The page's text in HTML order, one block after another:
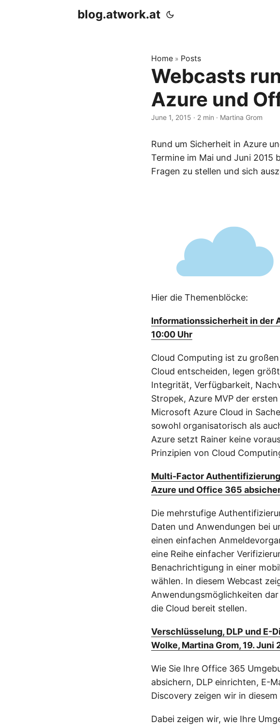
blog.atwork.at
Home » Posts
Webcasts
Azure und
June 1, 2015 · 2 min · Martina Grom
Rund um Sicherheit in Azure
Termine im Mai und Juni 2015
Fragen zu stellen und sich
Hier die Themenblöcke:
Informationssicherheit in der
10:00 Uhr
Cloud Computing ist zu
Cloud entscheiden, legen
Integrität, Verfügbarkeit,
Stropek, Azure MVP der
Microsoft Azure Cloud in
sowohl organisatorisch als
Azure setzt Rainer keine
Prinzipien von Cloud
Multi-Factor
Azure und Office 365
Die mehrstufige
Daten und Anwendungen bei
einen einfachen
eine Reihe einfacher
Benachrichtigung in einer
wählen. In diesem Webcast
Anwendungsmöglichkeiten
die Cloud bereit stellen.
Verschlüsselung, DLP und E-
Wolke, Martina Grom, 19.
Wie Sie Ihre Office 365
absichern, DLP einrichten, E-
Discovery zeigen wir in diesem
Dabei zeigen wir, wie Ihre